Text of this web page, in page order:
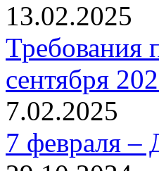
13.02.2025
Требования
сентября
7.02.2025
7 февраля –